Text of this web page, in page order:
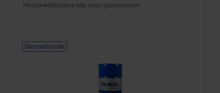
Hoogkwalitatieve olie voor gasmotoren
Gasmotorolie